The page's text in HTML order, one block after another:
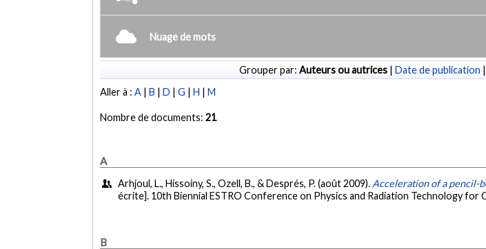
Nuage de mots
Grouper par: Auteurs ou autrices | Date de publication |
Aller à :A |B |D |G |H |M
Nombre de documents:21
A
Arhjoul, L., Hissoiny, S., Ozell, B., & Després, P. (août 2009). Acceleration of a pencil-
écrite]. 10th Biennial ESTRO Conference on Physics and Radiation Technology for
B